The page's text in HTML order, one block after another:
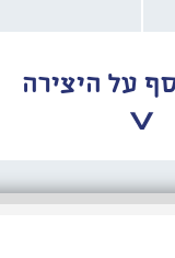
על היצירה